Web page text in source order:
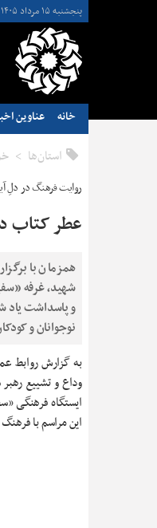
پنجشنبه ۱۵ مرداد ۱۴۰۵ -
خانه عناوین
استان‌ها
روایت فرهنگ در دلِ
عطر کتاب
همزمان با
شهید، غرفه
و پاسداشت یاد
نوجوانان و
به گزارش روابط
وداع و تشییع
ایستگاه فرهنگی
این مراسم با